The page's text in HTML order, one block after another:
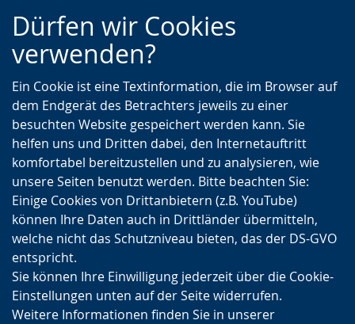
Zur
Hauptnavigation
Zur
Seitennavigation
Zum
Inhalt
Dürfen wir Cookies
verwenden?
Ein Cookie ist eine Textinformation, die im Browser auf
dem Endgerät des Betrachters jeweils zu einer
besuchten Website gespeichert werden kann. Sie
helfen uns und Dritten dabei, den Internetauftritt
komfortabel bereitzustellen und zu analysieren, wie
unsere Seiten benutzt werden. Bitte beachten Sie:
Einige Cookies von Drittanbietern (z.B. YouTube)
können Ihre Daten auch in Drittländer übermitteln,
welche nicht das Schutzniveau bieten, das der DS-GVO
entspricht.
Sie können Ihre Einwilligung jederzeit über die Cookie-
Einstellungen unten auf der Seite widerrufen.
Weitere Informationen finden Sie in unserer